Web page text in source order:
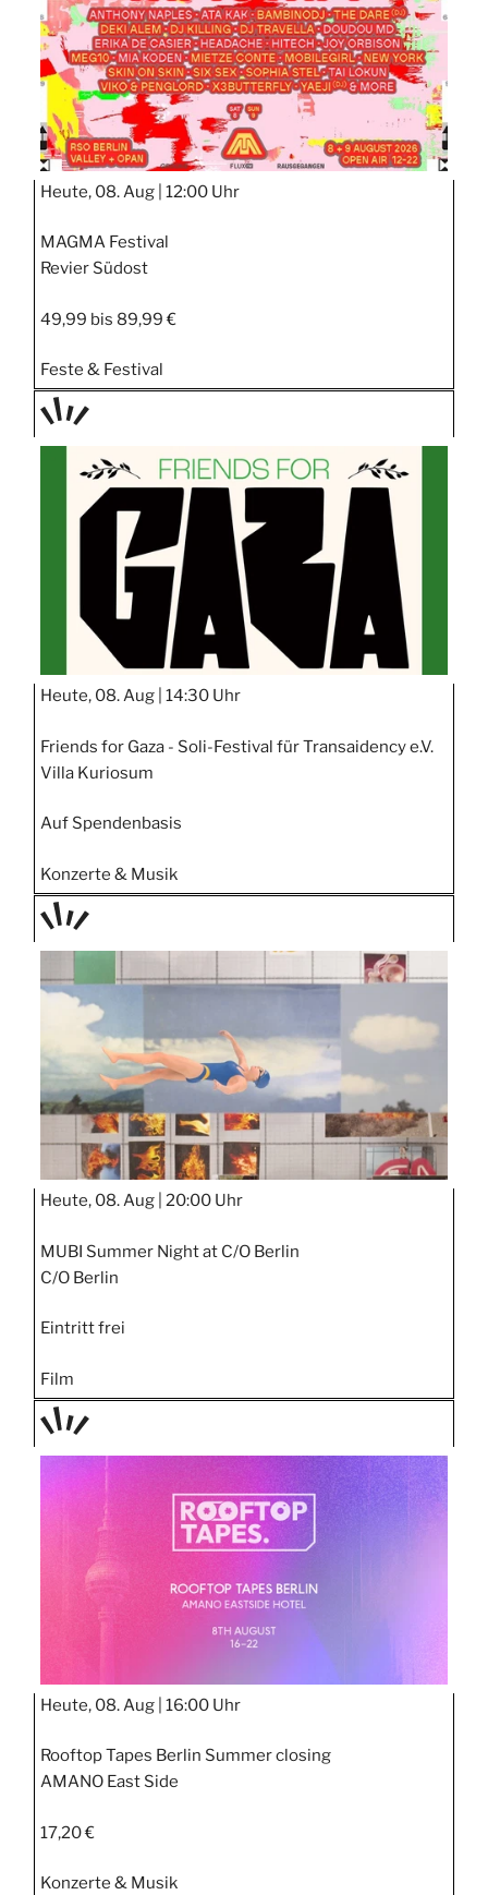
Heute, 08. Aug | 12:00 Uhr
MAGMA Festival
Revier Südost
49,99 bis 89,99 €
Feste & Festival
TAGE
STIPP
Heute, 08. Aug | 14:30 Uhr
Friends for Gaza - Soli-Festival für Transaidency e.V.
Villa Kuriosum
Auf Spendenbasis
Konzerte & Musik
TAGE
STIPP
Heute, 08. Aug | 20:00 Uhr
MUBI Summer Night at C/O Berlin
C/O Berlin
Eintritt frei
Film
TAGE
Heute, 08. Aug | 16:00 Uhr
Rooftop Tapes Berlin Summer closing
AMANO East Side
17,20 €
Konzerte & Musik